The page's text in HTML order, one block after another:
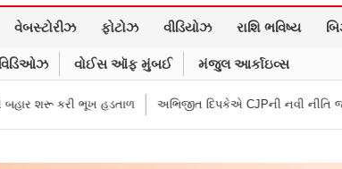
વેબસ્ટોરીઝ ફોટોઝ વીડિયોઝ રાશિ ભવિષ્ય
વોઈસ ઑફ મુંબઈ મંજુલ આર્કાઇવ્સ
ભૂખ હડતાળ અભિજીત દિપકેએ CJPની નવી નીતિ જાહેર કરી,